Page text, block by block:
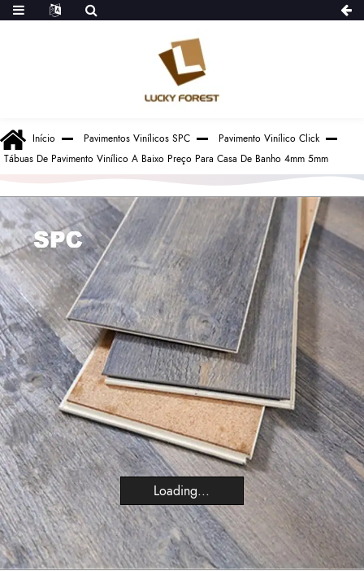
Início Pavimentos Vinílicos SPC
Pavimento Vinílico Click
Tábuas De Pavimento Vinílico A Baixo Preço Para Casa De Banho 4mm 5mm
Loading...